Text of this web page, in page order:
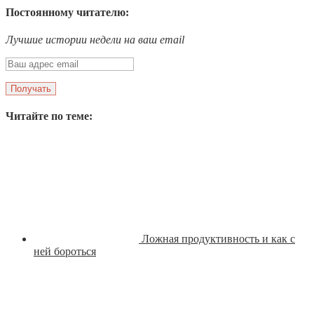
Постоянному читателю:
Лучшие истории недели на ваш email
Читайте по теме:
Ложная продуктивность и как с
ней бороться